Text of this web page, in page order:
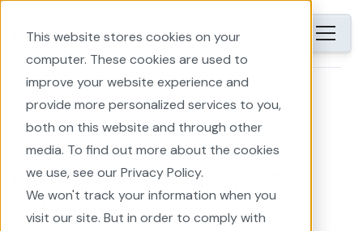
This website stores cookies on your
computer. These cookies are used to
improve your website experience and
provide more personalized services to you,
both on this website and through other
media. To find out more about the cookies
we use, see our Privacy Policy.
We won't track your information when you
visit our site. But in order to comply with
Home
Terug
Uitbreiding Ecopark De
Wierde